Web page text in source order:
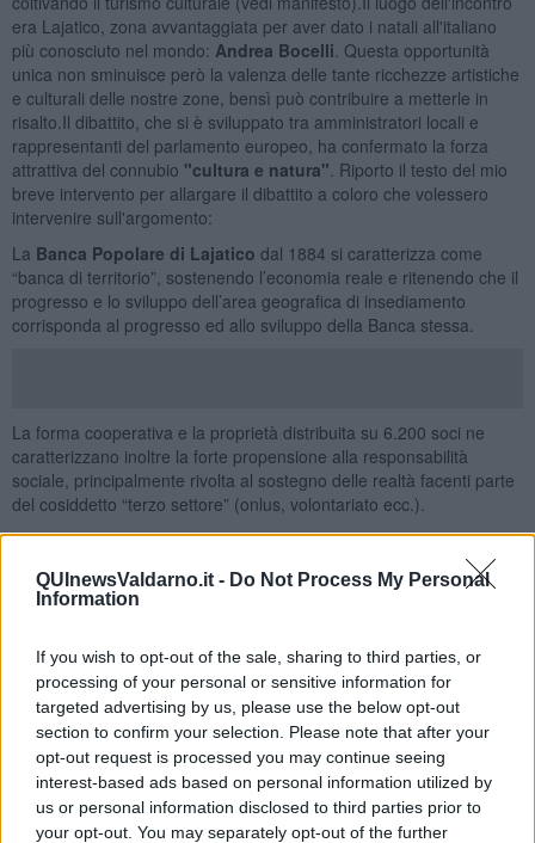
QUInewsValdarno.it - Do Not Process My Personal
Information
If you wish to opt-out of the sale, sharing to third parties, or
processing of your personal or sensitive information for
targeted advertising by us, please use the below opt-out
section to confirm your selection. Please note that after your
opt-out request is processed you may continue seeing
interest-based ads based on personal information utilized by
us or personal information disclosed to third parties prior to
your opt-out. You may separately opt-out of the further
era Lajatico, zona avvantaggiata per aver dato i natali all'italiano
più conosciuto nel mondo: Andrea Bocelli . Questa opportunità
unica non sminuisce però la valenza delle tante ricchezze artistiche
e culturali delle nostre zone, bensì può contribuire a metterle in
risalto.Il dibattito, che si è sviluppato tra amministratori locali e
rappresentanti del parlamento europeo, ha confermato la forza
attrattiva del connubio "cultura e natura" . Riporto il testo del mio
breve intervento per allargare il dibattito a coloro che volessero
intervenire sull'argomento:
La Banca Popolare di Lajatico dal 1884 si caratterizza come
“banca di territorio”, sostenendo l’economia reale e ritenendo che il
progresso e lo sviluppo dell’area geografica di insediamento
corrisponda al progresso ed allo sviluppo della Banca stessa.
La forma cooperativa e la proprietà distribuita su 6.200 soci ne
caratterizzano inoltre la forte propensione alla responsabilità
sociale, principalmente rivolta al sostegno delle realtà facenti parte
del cosiddetto “terzo settore” (onlus, volontariato ecc.).
Quando si iniziò a parlare diTeatro del Silenzio, l’argomento
destò nell’opinione pubblica molte perplessità per la evidente
difficoltà di realizzazione. Quasi una pazzia!
credibilità e, insieme alla grande volontà e capacità del “gruppo di
lavoro”, decollo questo sogno.
Le intuizioni che hanno fatto nascere le grandi cose, sgorgano
spesso da ragionamenti semplici. Abbiamo la fortuna di avere
come cittadino Andrea Bocelli, abbiamo un ambiente naturale bello
ed incontaminato: mettiamo le due cose assieme e vediamo se
funziona. In questo caso la mente dell’Arch. Bartalini, dai più
ritenuta “complessa”, è stata di una linearità travolgente.